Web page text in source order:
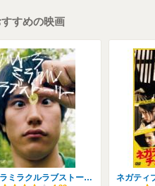
すめの映画
ウルトラミラクルラブストーリー